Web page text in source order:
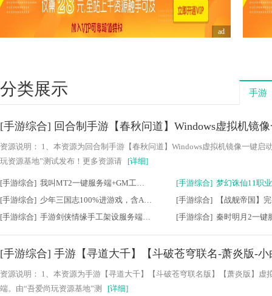
ad
分类展示 手游
[手游综合] 回合制手游【春秋问道】Windows虚拟机镜
资源说明： 1、本资源为回合制手游【春秋问道】Windows虚拟机镜像一键启
玩资源基地”测试发布！更多资源请
[详细]
[手游综合] 我叫MT2一键服务端+GM工具+局域网架设+修改
[手游综合] 少年三国志100%进游戏，含APK+IOS+充值+外
[手游综合] 手游剑侠情缘手工架设服务端+网站GM后台+安
[手游综合] 手游【寻道大千】【斗破苍穹联名-萧炎版-
资源说明： 1、本资源为手游【寻道大千】【斗破苍穹联名版】【萧炎版】虚
端。由“吾爱尚玩资源基地”测
[详细]